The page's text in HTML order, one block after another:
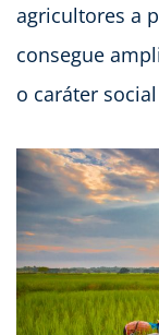
agricultores a
consegue
o caráter